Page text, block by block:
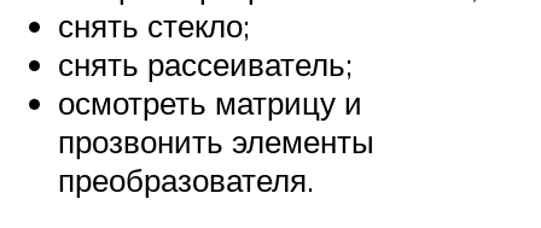
снять стекло;
снять рассеиватель;
осмотреть матрицу и
прозвонить элементы
преобразователя.